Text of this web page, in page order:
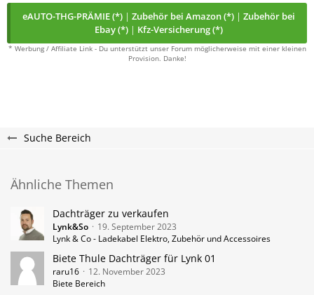
eAUTO-THG-PRÄMIE (*) | Zubehör bei Amazon (*) | Zubehör bei
Ebay (*) | Kfz-Versicherung (*)
* Werbung / Affiliate Link - Du unterstützt unser Forum möglicherweise mit einer kleinen
Provision. Danke!
Suche Bereich
Ähnliche Themen
Dachträger zu verkaufen
Lynk&So
19. September 2023
Lynk & Co - Ladekabel Elektro, Zubehör und Accessoires
Biete Thule Dachträger für Lynk 01
raru16
12. November 2023
Biete Bereich